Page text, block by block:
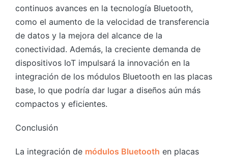
continuos avances en la tecnología Bluetooth,
como el aumento de la velocidad de transferencia
de datos y la mejora del alcance de la
conectividad. Además, la creciente demanda de
dispositivos IoT impulsará la innovación en la
integración de los módulos Bluetooth en las placas
base, lo que podría dar lugar a diseños aún más
compactos y eficientes.
Conclusión
La integración de módulos Bluetooth en placas